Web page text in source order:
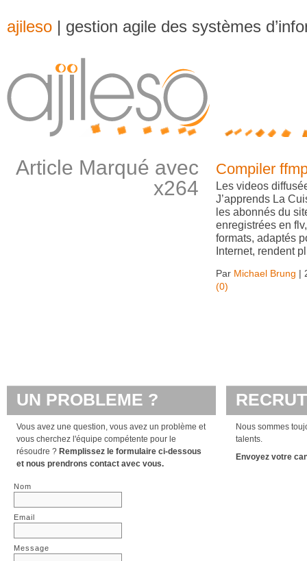
ajileso | gestion agile des systèmes
Article Marqué avec
x264
Compiler
Les videos
J’apprends La
les abonnés du
enregistrées en
formats, adaptés
Internet, rendent
Par Michael Brung |
(0)
UN PROBLEME ?
Vous avez une question, vous avez un problème et
vous cherchez l'équipe compétente pour le
résoudre ? Remplissez le formulaire ci-dessous
et nous prendrons contact avec vous.
Nom
Email
Message
Nous sommes
talents.
Envoyez votre